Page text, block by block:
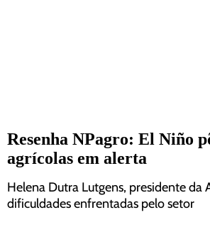
Resenha NPagro: El Niño
agrícolas em alerta
Helena Dutra Lutgens, presidente da
dificuldades enfrentadas pelo setor